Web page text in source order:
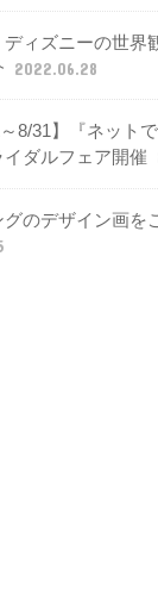
ディズニーの世界
2022.06.28
～8/31】『ネット
イダルフェア開催
のデザイン画を